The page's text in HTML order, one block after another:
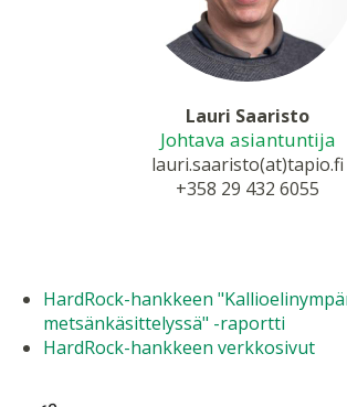
Lauri Saaristo
Johtava asiantuntija
lauri.saaristo(at)tapio.fi
+358 29 432 6055
HardRock-hankkeen
metsänkäsittelyssä" -raportti
HardRock-hankkeen verkkosivut